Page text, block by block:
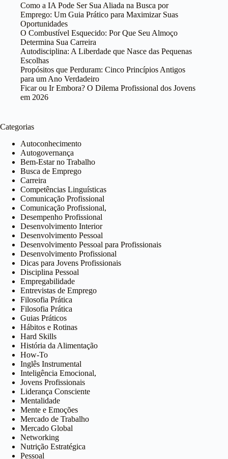
Como a IA Pode Ser Sua Aliada na Busca por
Emprego: Um Guia Prático para Maximizar Suas
Oportunidades
O Combustível Esquecido: Por Que Seu Almoço
Determina Sua Carreira
Autodisciplina: A Liberdade que Nasce das Pequenas
Escolhas
Propósitos que Perduram: Cinco Princípios Antigos
para um Ano Verdadeiro
Ficar ou Ir Embora? O Dilema Profissional dos Jovens
em 2026
Categorias
Autoconhecimento
Autogovernança
Bem-Estar no Trabalho
Busca de Emprego
Carreira
Competências Linguísticas
Comunicação Profissional
Comunicação Profissional,
Desempenho Profissional
Desenvolvimento Interior
Desenvolvimento Pessoal
Desenvolvimento Pessoal para Profissionais
Desenvolvimento Profissional
Dicas para Jovens Profissionais
Disciplina Pessoal
Empregabilidade
Entrevistas de Emprego
Filosofia Prática
Filosofia Prática
Guias Práticos
Hábitos e Rotinas
Hard Skills
História da Alimentação
How-To
Inglês Instrumental
Inteligência Emocional,
Jovens Profissionais
Liderança Consciente
Mentalidade
Mente e Emoções
Mercado de Trabalho
Mercado Global
Networking
Nutrição Estratégica
Pessoal